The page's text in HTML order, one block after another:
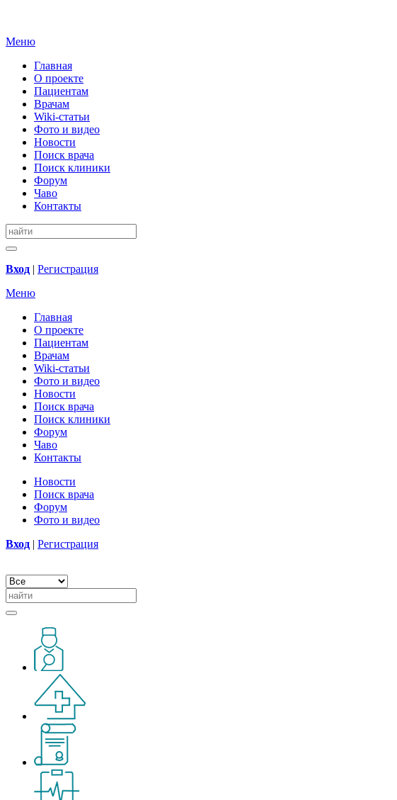
Меню
Главная
О проекте
Пациентам
Врачам
Wiki-статьи
Фото и видео
Новости
Поиск врача
Поиск клиники
Форум
Чаво
Контакты
Вход | Регистрация
Меню
Главная
О проекте
Пациентам
Врачам
Wiki-статьи
Фото и видео
Новости
Поиск врача
Поиск клиники
Форум
Чаво
Контакты
Новости
Поиск врача
Форум
Фото и видео
Вход | Регистрация